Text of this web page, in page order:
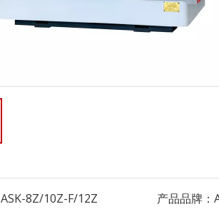
ASK-8Z/10Z-F/12Z 产品品牌：